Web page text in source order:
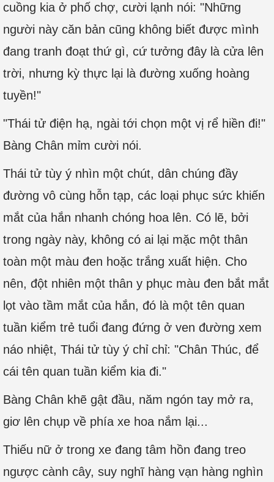
cuồng kia ở phố chợ, cười lạnh nói: "Những
người này căn bản cũng không biết được mình
đang tranh đoạt thứ gì, cứ tưởng đây là cửa lên
trời, nhưng kỳ thực lại là đường xuống hoàng
tuyền!"
"Thái tử điện hạ, ngài tới chọn một vị rể hiền đi!"
Bàng Chân mỉm cười nói.
Thái tử tùy ý nhìn một chút, dân chúng đầy
đường vô cùng hỗn tạp, các loại phục sức khiến
mắt của hắn nhanh chóng hoa lên. Có lẽ, bởi
trong ngày này, không có ai lại mặc một thân
toàn một màu đen hoặc trắng xuất hiện. Cho
nên, đột nhiên một thân y phục màu đen bắt mắt
lọt vào tầm mắt của hắn, đó là một tên quan
tuần kiểm trẻ tuổi đang đứng ở ven đường xem
náo nhiệt, Thái tử tùy ý chỉ chỉ: "Chân Thúc, để
cái tên quan tuần kiểm kia đi."
Bàng Chân khẽ gật đầu, năm ngón tay mở ra,
giơ lên chụp về phía xe hoa nắm lại...
Thiếu nữ ở trong xe đang tâm hồn đang treo
ngược cành cây, suy nghĩ hàng vạn hàng nghìn